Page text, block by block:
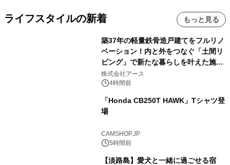
ライフスタイルの新着 もっと見る
築37年の軽量鉄骨造戸建てをフルリノ
ベーション！内と外をつなぐ「土間リ
ビング」で新たな暮らしを叶えた施工
事例を株式会社アースが公開
株式会社アース
4時間前
「Honda CB250T HAWK」Tシャツ登
場
CAMSHOP.JP
5時間前
【淡路島】愛犬と一緒に過ごせる宿